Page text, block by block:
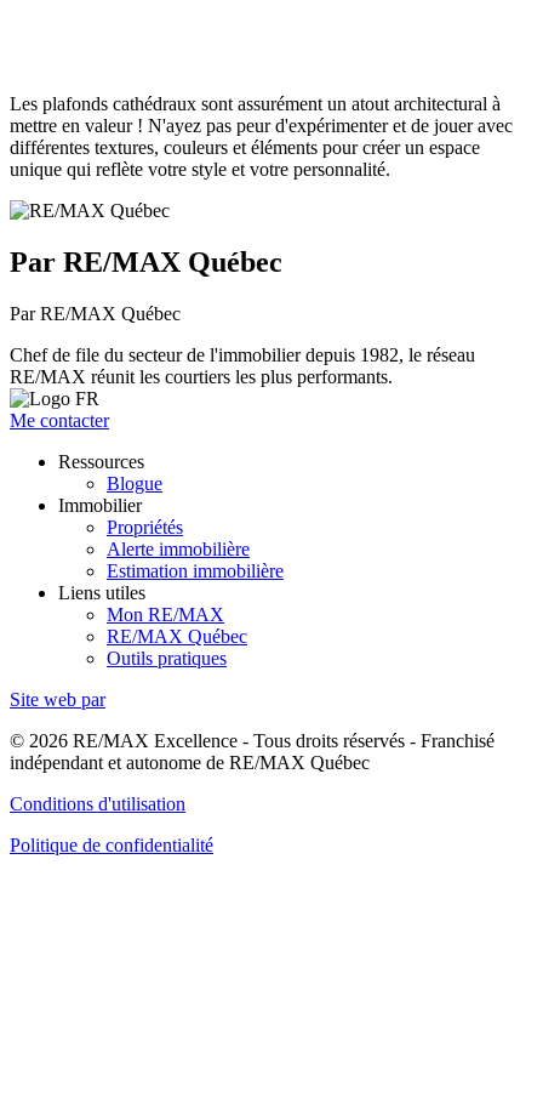
Les plafonds cathédraux sont assurément un atout architectural à
mettre en valeur ! N'ayez pas peur d'expérimenter et de jouer avec
différentes textures, couleurs et éléments pour créer un espace
unique qui reflète votre style et votre personnalité.
Par RE/MAX Québec
Par RE/MAX Québec
Chef de file du secteur de l'immobilier depuis 1982, le réseau
RE/MAX réunit les courtiers les plus performants.
Me contacter
Ressources
Blogue
Immobilier
Propriétés
Alerte immobilière
Estimation immobilière
Liens utiles
Mon RE/MAX
RE/MAX Québec
Outils pratiques
Site web par
© 2026 RE/MAX Excellence - Tous droits réservés - Franchisé
indépendant et autonome de RE/MAX Québec
Conditions d'utilisation
Politique de confidentialité